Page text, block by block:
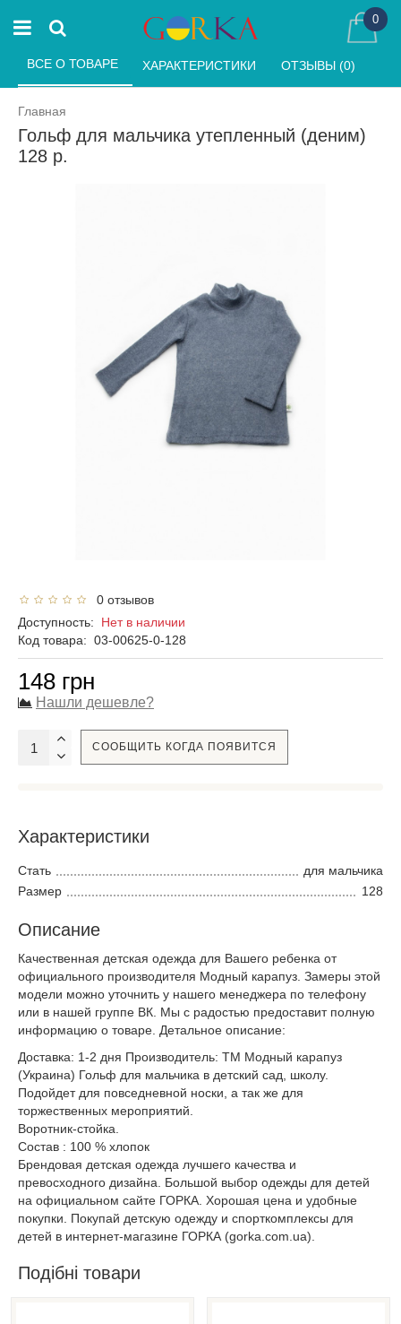
0
Главная
Гольф для мальчика утепленный (деним)
128 р.
ВСЕ О ТОВАРЕ ХАРАКТЕРИСТИКИ ОТЗЫВЫ (0)
0 отзывов
Доступность: Нет в наличии
Код товара: 03-00625-0-128
148 грн
Нашли дешевле?
СООБЩИТЬ КОГДА ПОЯВИТСЯ
Характеристики
Стать
для мальчика
Размер
128
Описание
Качественная детская одежда для Вашего ребенка от
официального производителя Модный карапуз. Замеры этой
модели можно уточнить у нашего менеджера по телефону
или в нашей группе ВК. Мы с радостью предоставит полную
информацию о товаре. Детальное описание:
Доставка: 1-2 дня Производитель: ТМ Модный карапуз
(Украина) Гольф для мальчика в детский сад, школу.
Подойдет для повседневной носки, а так же для
торжественных мероприятий.
Воротник-стойка.
Состав : 100 % хлопок
Брендовая детская одежда лучшего качества и
превосходного дизайна. Большой выбор одежды для детей
на официальном сайте ГОРКА. Хорошая цена и удобные
покупки. Покупай детскую одежду и спорткомплексы для
детей в интернет-магазине ГОРКА (gorka.com.ua).
Подібні товари